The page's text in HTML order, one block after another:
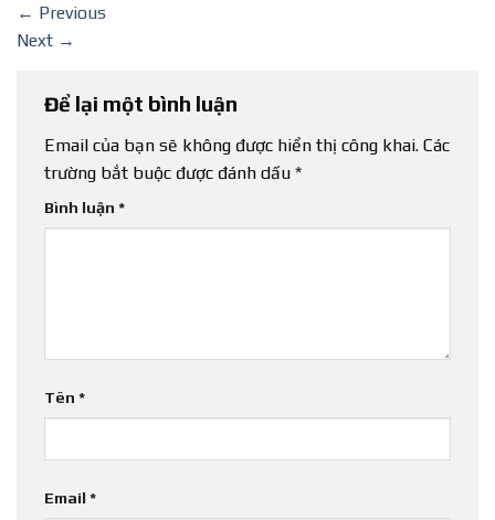
← Previous
Next →
Để lại một bình luận
Email của bạn sẽ không được hiển thị công khai. Các
trường bắt buộc được đánh dấu *
Bình luận *
Tên *
Email *